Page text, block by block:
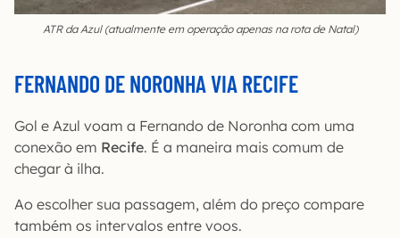
ATR da Azul (atualmente em operação apenas na rota de Natal)
FERNANDO DE NORONHA VIA RECIFE
Gol e Azul voam a Fernando de Noronha com uma
conexão em Recife. É a maneira mais comum de
chegar à ilha.
Ao escolher sua passagem, além do preço compare
também os intervalos entre voos.